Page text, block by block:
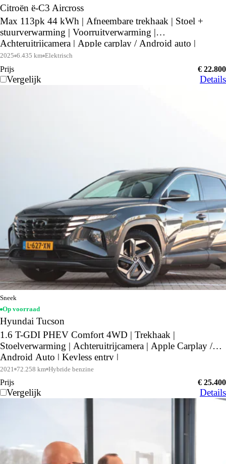
Citroën ë-C3 Aircross
Max 113pk 44 kWh | Afneembare trekhaak | Stoel +
stuurverwarming | Voorruitverwarming |
Achteruitrijcamera | Apple carplay / Android auto |
2025 6.435 km Elektrisch
Prijs € 22.800
Vergelijk Details
Sneek
Op voorraad
Hyundai Tucson
1.6 T-GDI PHEV Comfort 4WD | Trekhaak |
Stoelverwarming | Achteruitrijcamera | Apple Carplay /
Android Auto | Keyless entry |
2021 72.258 km Hybride benzine
Prijs € 25.400
Vergelijk Details